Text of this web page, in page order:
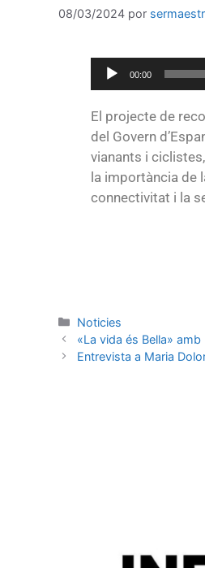
08/03/2024 por
Reproductor
de
audio
00:00
El projecte de
del Govern
vianants i
la importància de
connectivitat i la
Noticies
«La vida és Bella»
Entrevista a Maria